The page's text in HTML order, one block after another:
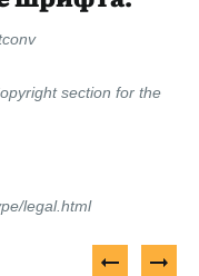
section for the
legal.html